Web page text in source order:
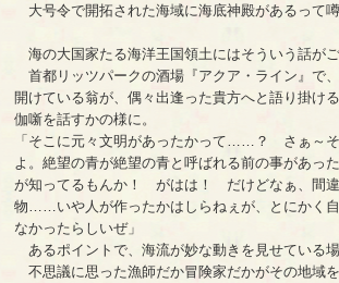
大号令で開拓された海域に海底神殿があるって噂
海の大国家たる海洋王国領土にはそういう話がご
首都リッツパークの酒場『アクア・ライン』で
開けている翁が、偶々出逢った貴方へと語り掛
伽噺を話すかの様に。
「そこに元々文明があったかって……？ さぁ～そ
よ。絶望の青が絶望の青と呼ばれる前の事があっ
が知ってるもんか！ がはは！ だけどなぁ、間違
物……いや人が作ったかはしらねぇが、とにかく
なかったらしいぜ」
あるポイントで、海流が妙な動きを見せている場
不思議に思った漁師だか冒険家だかがその地域